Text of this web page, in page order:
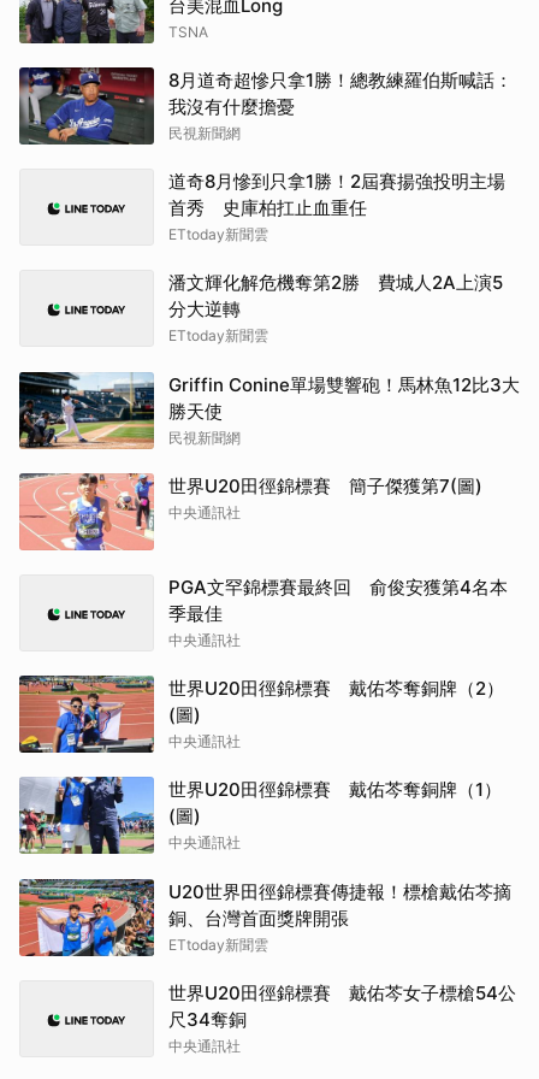
台美混血Long
TSNA
8月道奇超慘只拿1勝！總教練羅伯斯喊話：
我沒有什麼擔憂
民視新聞網
道奇8月慘到只拿1勝！2屆賽揚強投明主場
首秀 史庫柏扛止血重任
ETtoday新聞雲
潘文輝化解危機奪第2勝 費城人2A上演5
分大逆轉
ETtoday新聞雲
Griffin Conine單場雙響砲！馬林魚12比3大
勝天使
民視新聞網
世界U20田徑錦標賽 簡子傑獲第7(圖)
中央通訊社
PGA文罕錦標賽最終回 俞俊安獲第4名本
季最佳
中央通訊社
世界U20田徑錦標賽 戴佑芩奪銅牌（2）
(圖)
中央通訊社
世界U20田徑錦標賽 戴佑芩奪銅牌（1）
(圖)
中央通訊社
U20世界田徑錦標賽傳捷報！標槍戴佑芩摘
銅、台灣首面獎牌開張
ETtoday新聞雲
世界U20田徑錦標賽 戴佑芩女子標槍54公
尺34奪銅
中央通訊社